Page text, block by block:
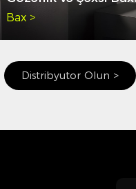
Bax >
Distribyutor Olun >